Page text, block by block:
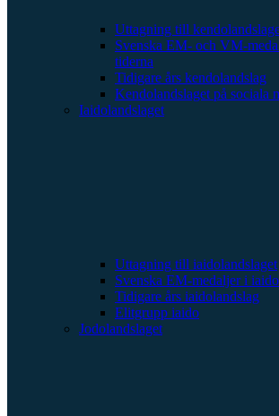
Uttagning till
Svenska EM- och VM-
tiderna
Tidigare års kendolandslag
Kendolandslaget på sociala
Iaidolandslaget
Uttagning till iaidolandslaget
Svenska EM-medaljer i
Tidigare års iaidolandslag
Elitgrupp iaido
Jodolandslaget